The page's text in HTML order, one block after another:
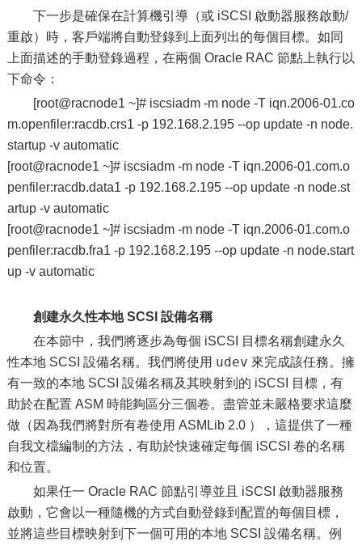
下一步是確保在計算機引導（或 iSCSI 啟動器服務啟動/
重啟）時，客戶端將自動登錄到上面列出的每個目標。如同
上面描述的手動登錄過程，在兩個 Oracle RAC 節點上執行以
下命令：
[root@racnode1 ~]# iscsiadm -m node -T iqn.2006-01.co
m.openfiler:racdb.crs1 -p 192.168.2.195 --op update -n node.
startup -v automatic
[root@racnode1 ~]# iscsiadm -m node -T iqn.2006-01.com.o
penfiler:racdb.data1 -p 192.168.2.195 --op update -n node.st
artup -v automatic
[root@racnode1 ~]# iscsiadm -m node -T iqn.2006-01.com.o
penfiler:racdb.fra1 -p 192.168.2.195 --op update -n node.start
up -v automatic
創建永久性本地 SCSI 設備名稱
在本節中，我們將逐步為每個 iSCSI 目標名稱創建永久
性本地 SCSI 設備名稱。我們將使用 udev 來完成該任務。擁
有一致的本地 SCSI 設備名稱及其映射到的 iSCSI 目標，有
助於在配置 ASM 時能夠區分三個卷。盡管並未嚴格要求這麼
做（因為我們將對所有卷使用 ASMLib 2.0 ），這提供了一種
自我文檔編制的方法，有助於快速確定每個 iSCSI 卷的名稱
和位置。
如果任一 Oracle RAC 節點引導並且 iSCSI 啟動器服務
啟動，它會以一種隨機的方式自動登錄到配置的每個目標，
並將這些目標映射到下一個可用的本地 SCSI 設備名稱。例